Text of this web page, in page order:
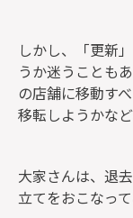
しかし、「更新
うか迷うことも
の店舗に移動す
移転しようかなど
大家さんは、退
立てをおこなって